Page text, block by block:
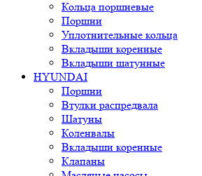
Кольца поршневые
Поршни
Уплотнительные кольца
Вкладыши коренные
Вкладыши шатунные
HYUNDAI
Поршни
Втулки распредвала
Шатуны
Коленвалы
Вкладыши коренные
Клапаны